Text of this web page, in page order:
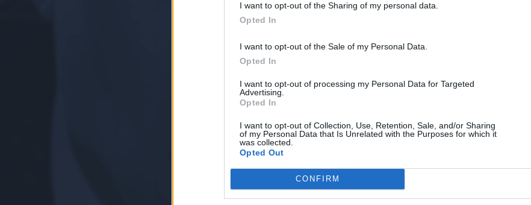
I want to opt-out of the Sharing of my personal data.
Opted In
I want to opt-out of the Sale of my Personal Data.
Opted In
I want to opt-out of processing my Personal Data for Targeted
Advertising.
Opted In
I want to opt-out of Collection, Use, Retention, Sale, and/or Sharing
of my Personal Data that Is Unrelated with the Purposes for which it
was collected.
Opted Out
CONFIRM
Fantômas discute avec Fandor, et dévoile certains de ses plans.
[Fantômas]
Juve fait dresser un portrait-robot de Fantômas par un ensemble de témoins
l'ayant vu accomplir son dernier forfait. Mais, celui-ci ayant agi sous les traits
du commissaire, les témoins finissent par dresser un portrait-robot... du
commissaire !
[Témoin 1] C'est ça, une bouche cruelle !
[Policier]Les yeux...
[Témoin 2]Ah non, c'est pas ça du tout ! Son regard était plus sadique ! Oui,